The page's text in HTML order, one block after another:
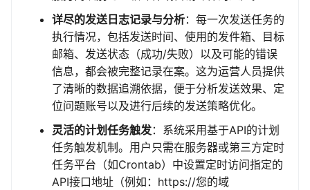
详尽的发送日志记录与分析：每一次发送任务的
执行情况，包括发送时间、使用的发件箱、目标
邮箱、发送状态（成功/失败）以及可能的错误
信息，都会被完整记录在案。这为运营人员提供
了清晰的数据追溯依据，便于分析发送效果、定
位问题账号以及进行后续的发送策略优化。
灵活的计划任务触发：系统采用基于API的计划
任务触发机制。用户只需在服务器或第三方定时
任务平台（如Crontab）中设置定时访问指定的
API接口地址（例如：https://您的域